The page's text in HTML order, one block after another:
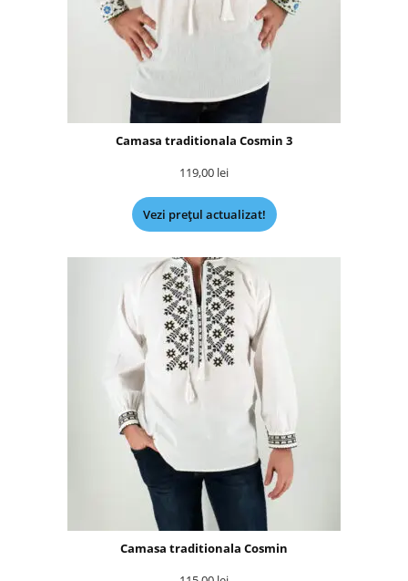
Camasa traditionala Cosmin 3
119,00 lei
Vezi prețul actualizat!
Camasa traditionala Cosmin